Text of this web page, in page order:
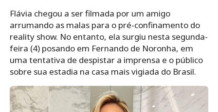
Flávia chegou a ser filmada por um amigo
arrumando as malas para o pré-confinamento do
reality show. No entanto, ela surgiu nesta segunda-
feira (4) posando em Fernando de Noronha, em
uma tentativa de despistar a imprensa e o público
sobre sua estadia na casa mais vigiada do Brasil.